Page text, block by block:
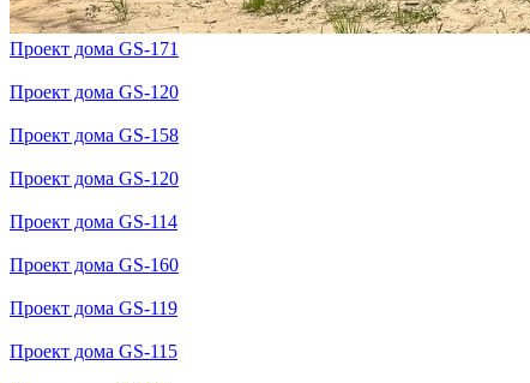
Проект дома GS-171
Проект дома GS-120
Проект дома GS-158
Проект дома GS-120
Проект дома GS-114
Проект дома GS-160
Проект дома GS-119
Проект дома GS-115